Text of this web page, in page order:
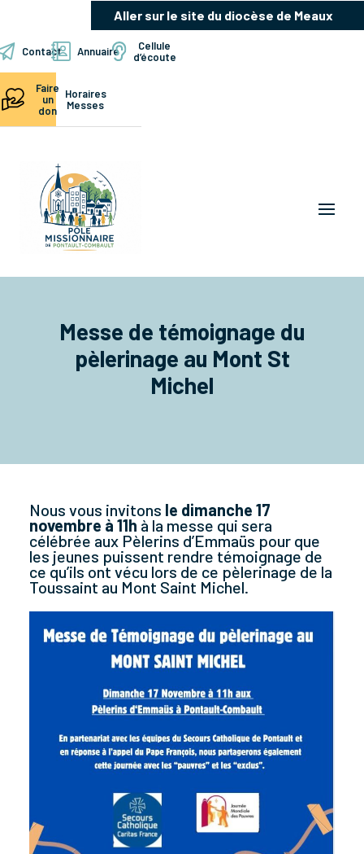
Aller sur le site du diocèse de Meaux
Contact Annuaire
Cellule
d’écoute
Faire
un
don
Horaires
Messes
Messe de témoignage du
pèlerinage au Mont St
Michel
Nous vous invitons le dimanche 17
novembre à 11h à la messe qui sera
célébrée aux Pèlerins d’Emmaüs pour que
les jeunes puissent rendre témoignage de
ce qu’ils ont vécu lors de ce pèlerinage de la
Toussaint au Mont Saint Michel.